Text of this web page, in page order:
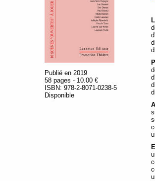
Publié en 2019
58 pages - 10.00 €
ISBN: 978-2-8071-0238-5
Disponible